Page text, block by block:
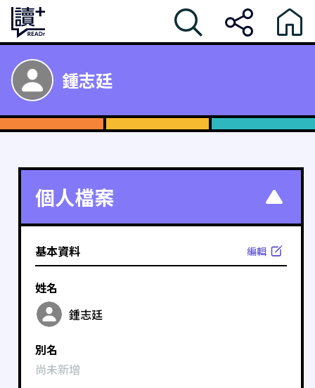
鍾志廷
個人檔案
基本資料 編輯
姓名
鍾志廷
別名
尚未新增